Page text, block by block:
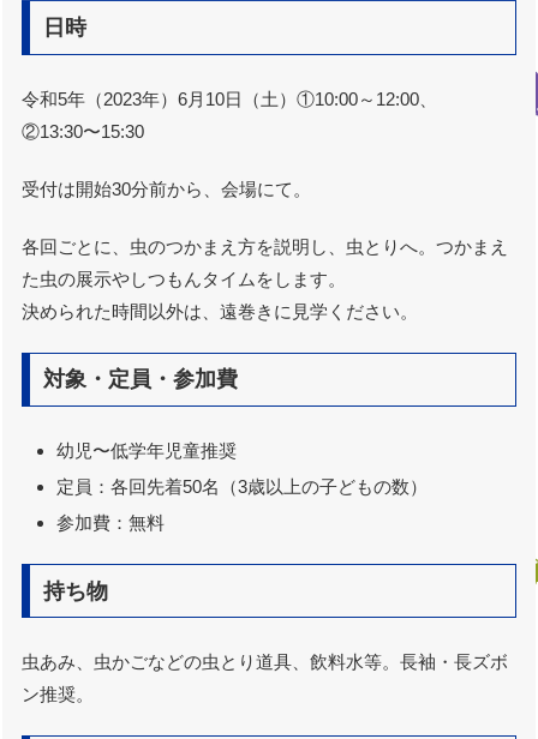
日時
令和5年（2023年）6月10日（土）①10:00～12:00、
②13:30〜15:30
受付は開始30分前から、会場にて。
各回ごとに、虫のつかまえ方を説明し、虫とりへ。つかまえ
た虫の展示やしつもんタイムをします。
決められた時間以外は、遠巻きに見学ください。
対象・定員・参加費
幼児〜低学年児童推奨
定員：各回先着50名（3歳以上の子どもの数）
参加費：無料
持ち物
虫あみ、虫かごなどの虫とり道具、飲料水等。長袖・長ズボ
ン推奨。